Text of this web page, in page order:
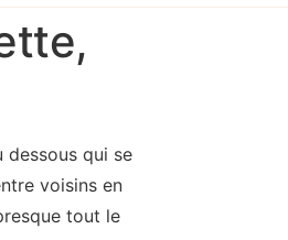
dessous qui se
voisins en
tout le